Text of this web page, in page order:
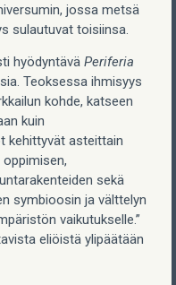
jossa metsä
sulautuvat toisiinsa.
hyödyntävä Periferia
Teoksessa ihmisyys
kohde, katseen
kuin
kehittyvät asteittain
sekä
symbioosin ja välttelyn
vaikutukselle.”
eliöistä ylipäätään